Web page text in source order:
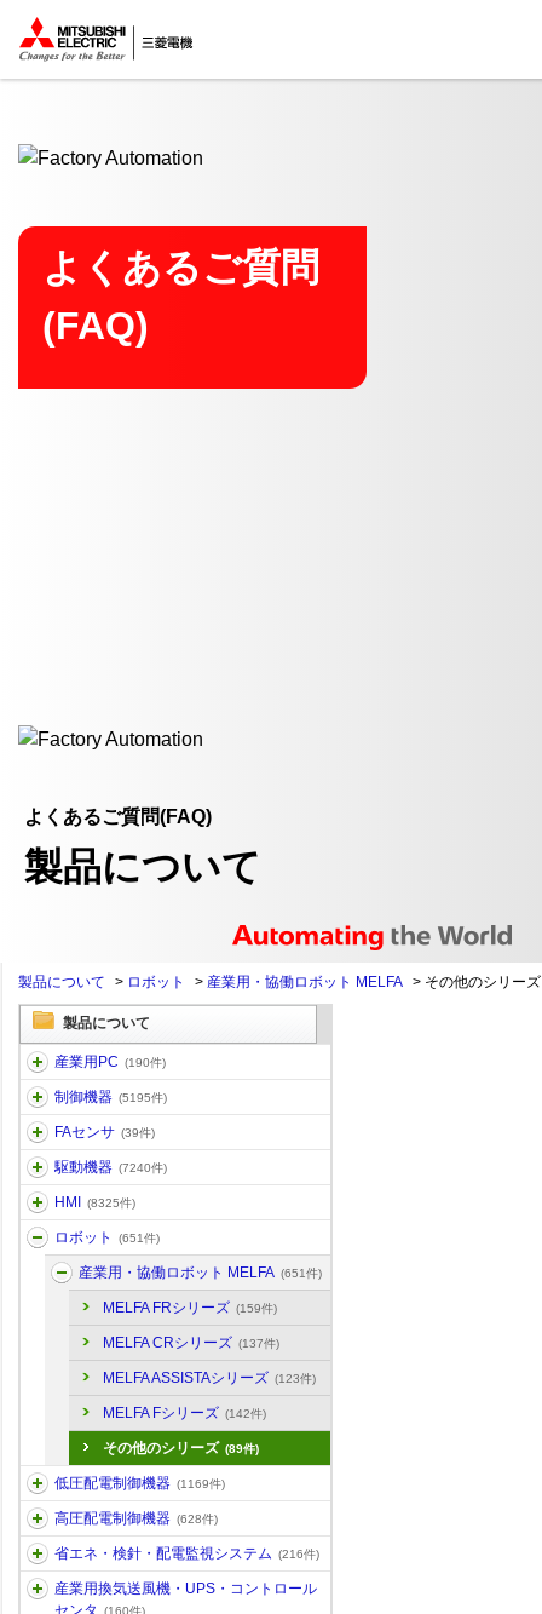
ここから本文
よくあるご質問
(FAQ)
よくあるご質問(FAQ)
製品について
製品について > ロボット > 産業用・協働ロボット MELFA > その他のシリーズ
製品について
産業用PC (190件)
制御機器 (5195件)
FAセンサ (39件)
駆動機器 (7240件)
HMI (8325件)
ロボット (651件)
産業用・協働ロボット MELFA (651件)
MELFA FRシリーズ (159件)
MELFA CRシリーズ (137件)
MELFA ASSISTAシリーズ (123件)
MELFA Fシリーズ (142件)
その他のシリーズ (89件)
低圧配電制御機器 (1169件)
高圧配電制御機器 (628件)
省エネ・検針・配電監視システム (216件)
産業用換気送風機・UPS・コントロール
センタ
(160件)